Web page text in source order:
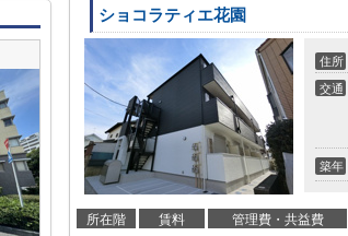
ショコラティエ花園
住所
交通
築年
所在階 賃料 管理費・共益費